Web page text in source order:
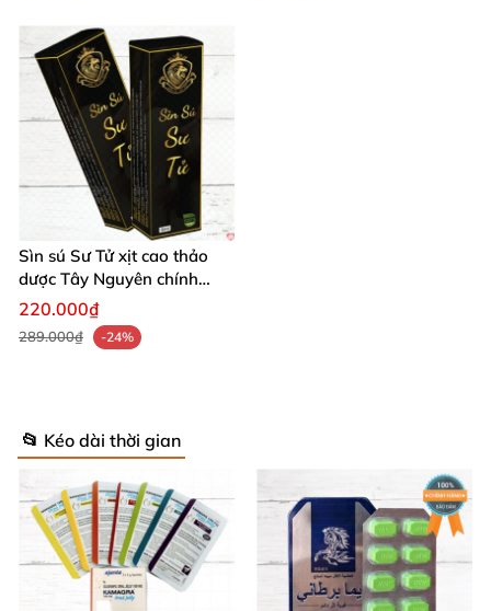
Sìn sú Sư Tử xịt cao thảo
dược Tây Nguyên chính
hãng giá tốt
220.000₫
289.000₫ -24%
📂 Kéo dài thời gian